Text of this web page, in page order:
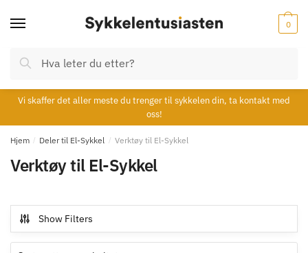
Søk
etter:
Søk
0
Vi skaffer det aller meste du trenger til sykkelen din, ta kontakt med
oss!
Hjem / Deler til El-Sykkel / Verktøy til El-Sykkel
Verktøy til El-Sykkel
Show Filters